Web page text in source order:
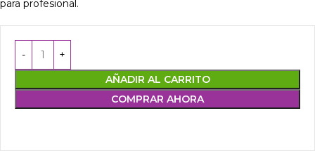
para profesional.
AÑADIR AL CARRITO
COMPRAR AHORA